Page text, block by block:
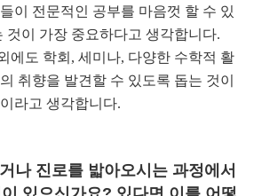
이 전문적인 공부를 마음껏 할 수 있
것이 가장 중요하다고 생각합니다.
에도 학회 , 세미나, 다양한 수학적 활
취향을 발견할 수 있도록 돕는 것이
라고 생각합니다.
나 진로를 밟아오시는 과정에서